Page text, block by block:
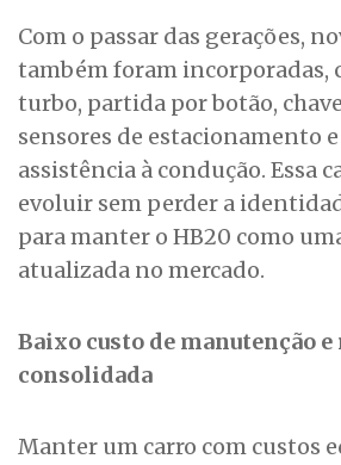
Com o passar das gerações,
também foram incorporadas,
turbo, partida por botão,
sensores de estacionamento
assistência à condução. Essa
evoluir sem perder a
para manter o HB20 como
atualizada no mercado.
Baixo custo de manutenção
consolidada
Manter um carro com custos